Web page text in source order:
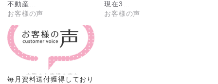
不動産…
お客様の声
現在3…
お客様の声
毎月資料送付獲得しており